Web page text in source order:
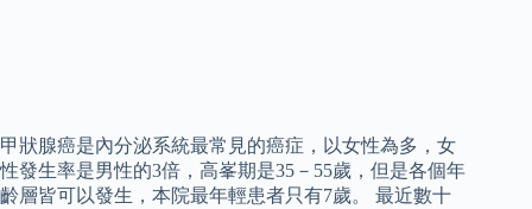
甲狀腺癌是內分泌系統最常見的癌症，以女性為多，女
性發生率是男性的3倍，高峯期是35－55歲，但是各個年
齡層皆可以發生，本院最年輕患者只有7歲。 最近數十